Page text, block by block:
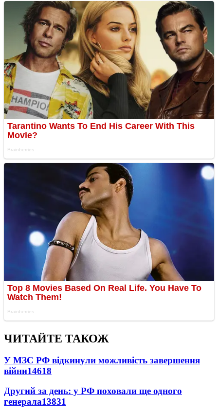
ЧИТАЙТЕ ТАКОЖ
У МЗС РФ відкинули можливість завершення
війни14618
Другий за день: у РФ поховали ще одного
генерала13831